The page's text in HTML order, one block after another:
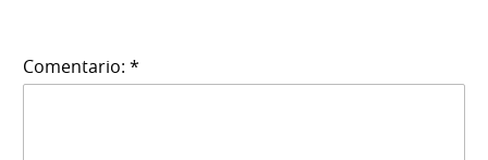
Comentario: *